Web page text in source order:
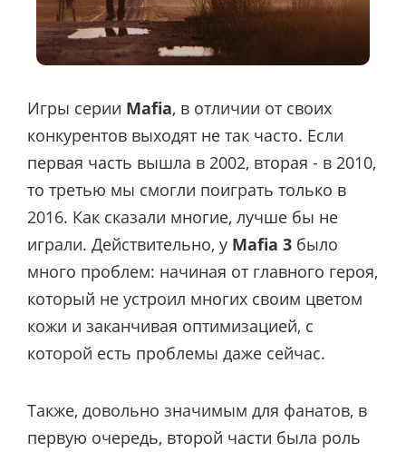
Игры серии Mafia, в отличии от своих
конкурентов выходят не так часто. Если
первая часть вышла в 2002, вторая - в 2010,
то третью мы смогли поиграть только в
2016. Как сказали многие, лучше бы не
играли. Действительно, у Mafia 3 было
много проблем: начиная от главного героя,
который не устроил многих своим цветом
кожи и заканчивая оптимизацией, с
которой есть проблемы даже сейчас.
Также, довольно значимым для фанатов, в
первую очередь, второй части была роль